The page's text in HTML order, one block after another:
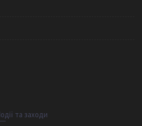
та заходи